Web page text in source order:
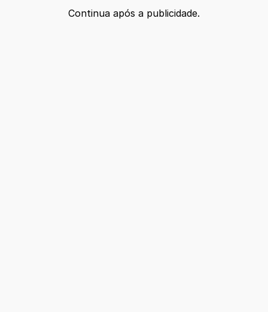
Continua após a publicidade.